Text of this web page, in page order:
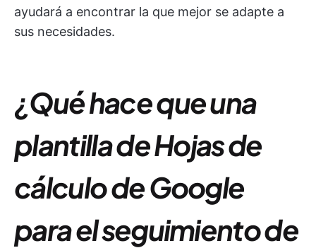
ayudará a encontrar la que mejor se adapte a
sus necesidades.
¿Qué hace que una
plantilla de Hojas de
cálculo de Google
para el seguimiento de